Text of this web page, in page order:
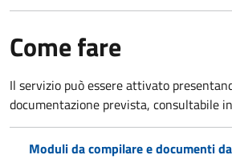
Come fare
Il servizio può essere attivato
documentazione prevista, consultabile
Moduli da compilare e documenti